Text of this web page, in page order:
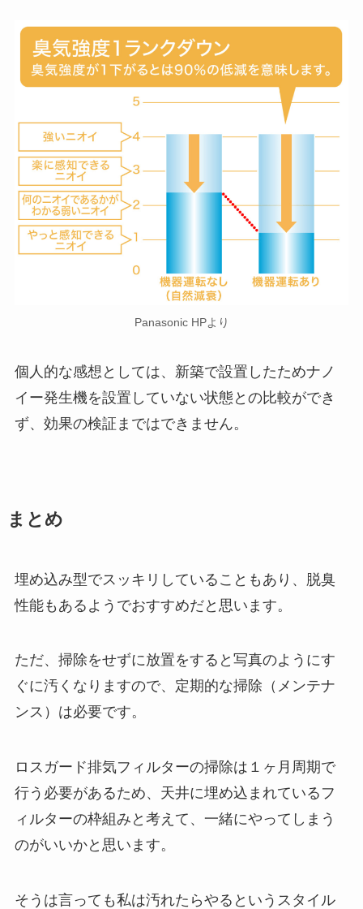
Panasonic HPより
個人的な感想としては、新築で設置したためナノ
イー発生機を設置していない状態との比較ができ
ず、効果の検証まではできません。
まとめ
埋め込み型でスッキリしていることもあり、脱臭
性能もあるようでおすすめだと思います。
ただ、掃除をせずに放置をすると写真のようにす
ぐに汚くなりますので、定期的な掃除（メンテナ
ンス）は必要です。
ロスガード排気フィルターの掃除は１ヶ月周期で
行う必要があるため、天井に埋め込まれているフ
ィルターの枠組みと考えて、一緒にやってしまう
のがいいかと思います。
そうは言っても私は汚れたらやるというスタイル